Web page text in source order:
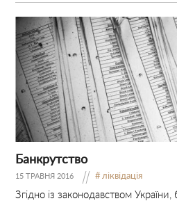
Банкрутство
15 ТРАВНЯ 2016 ліквідація
Згідно із законодавством